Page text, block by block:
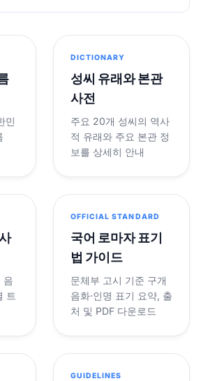
민
DICTIONARY
성씨 유래와 본관
사전
주요 20개 성씨의 역사
적 유래와 주요 본관 정
보를 상세히 안내
음
트
OFFICIAL STANDARD
국어 로마자 표기
법 가이드
문체부 고시 기준 구개
음화·인명 표기 요약, 출
처 및 PDF 다운로드
GUIDELINES